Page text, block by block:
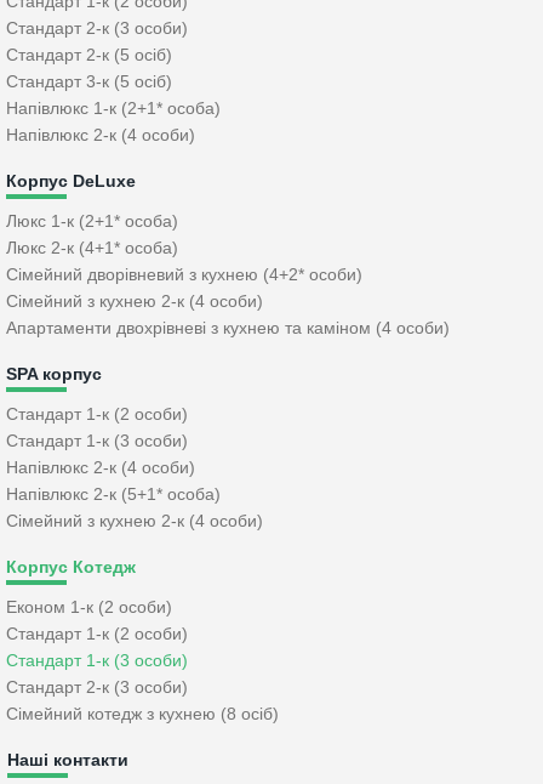
Стандарт 2-к (3 особи)
Стандарт 2-к (5 осіб)
Стандарт 3-к (5 осіб)
Напівлюкс 1-к (2+1* особа)
Напівлюкс 2-к (4 особи)
Корпус DeLuxe
Люкс 1-к (2+1* особа)
Люкс 2-к (4+1* особа)
Сімейний дворівневий з кухнею (4+2* особи)
Сімейний з кухнею 2-к (4 особи)
Апартаменти двохрівневі з кухнею та каміном (4 особи)
SPA корпус
Стандарт 1-к (2 особи)
Стандарт 1-к (3 особи)
Напівлюкс 2-к (4 особи)
Напівлюкс 2-к (5+1* особа)
Сімейний з кухнею 2-к (4 особи)
Корпус Котедж
Економ 1-к (2 особи)
Стандарт 1-к (2 особи)
Стандарт 1-к (3 особи)
Стандарт 2-к (3 особи)
Сімейний котедж з кухнею (8 осіб)
Наші контакти